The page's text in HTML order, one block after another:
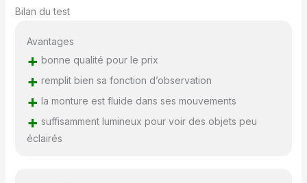
Bilan du test
Avantages
+ bonne qualité pour le prix
+ remplit bien sa fonction d’observation
+ la monture est fluide dans ses mouvements
+ suffisamment lumineux pour voir des objets peu
éclairés